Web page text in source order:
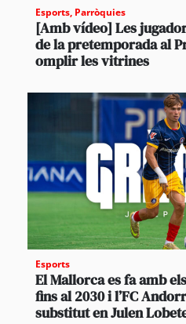
Esports, Parròquies
[Amb vídeo] Les
de la pretemporada al
omplir les vitrines
Esports
El Mallorca es fa amb
fins al 2030 i l’FC
substitut en Julen